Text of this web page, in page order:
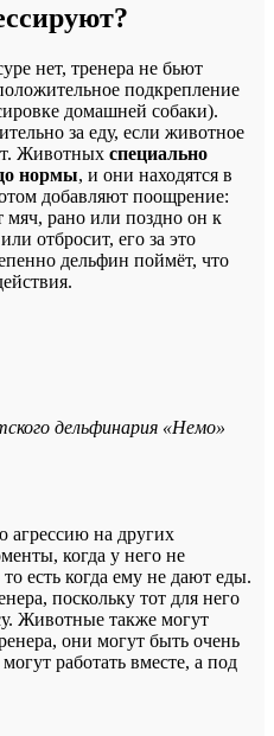
нет, тренера не бьют
подкрепление
домашней собаки).
за еду, если животное
Животных специально
нормы, и они находятся в
добавляют поощрение:
рано или поздно он к
отбросит, его за это
дельфин поймёт, что
дельфинария «Немо»
агрессию на других
когда у него не
есть когда ему не дают еды.
поскольку тот для него
Животные также могут
они могут быть очень
работать вместе, а под